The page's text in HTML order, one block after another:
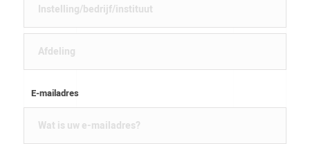
E-mailadres